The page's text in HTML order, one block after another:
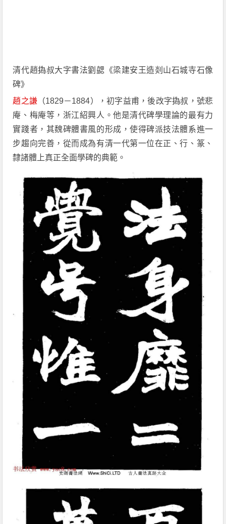
清代趙撝叔大字書法劉勰《梁建安王造剡山石城寺石像
碑》
趙之謙 （1829－1884），初字益甫，後改字撝叔，號悲
庵、梅庵等，浙江紹興人。他是清代碑學理論的最有力
實踐者，其魏碑體書風的形成，使得碑派技法體系進一
步趨向完善，從而成為有清一代第一位在正、行、篆、
隸諸體上真正全面學碑的典範。